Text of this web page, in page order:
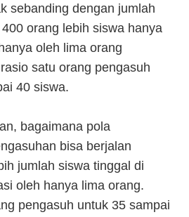
sebanding dengan jumlah
orang lebih siswa hanya
oleh lima orang
satu orang pengasuh
40 siswa.
bagaimana pola
bisa berjalan
jumlah siswa tinggal di
oleh hanya lima orang.
pengasuh untuk 35 sampai